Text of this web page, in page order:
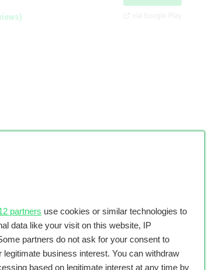
partners use cookies or similar technologies to
data like your visit on this website, IP
partners do not ask for your consent to
business interest. You can withdraw
based on legitimate interest at any time by
, omdat je kunt reageren op
deze optie niet. Om te reageren op een
en je telefoon erbij pakken.